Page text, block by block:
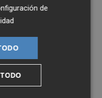
Barcelona,
(Colonia,
EE. UU. (Nueva
con el Premio
de